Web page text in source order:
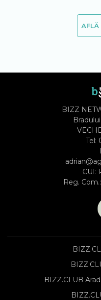
AFLĂ
BIZZ
Tel:
CUI:
Reg.
BIZZ.CLUB Arad